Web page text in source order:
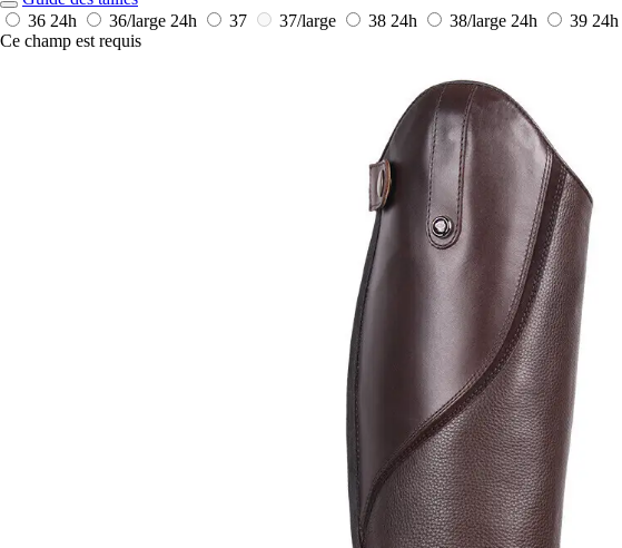
36 24h 36/large 24h 37 37/large 38 24h 38/large 24h 39 24h
Ce champ est requis